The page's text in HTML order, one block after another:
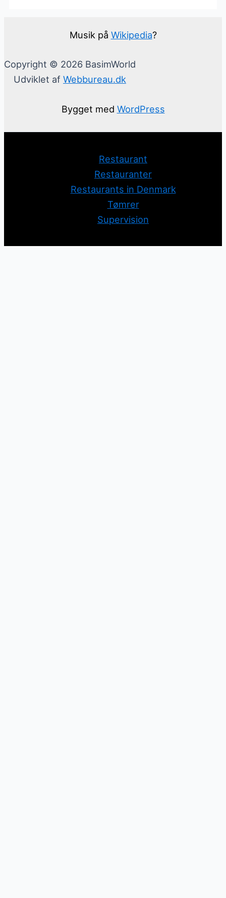
Musik på Wikipedia?
Copyright © 2026 BasimWorld
Udviklet af Webbureau.dk
Bygget med WordPress
Restaurant
Restauranter
Restaurants in Denmark
Tømrer
Supervision